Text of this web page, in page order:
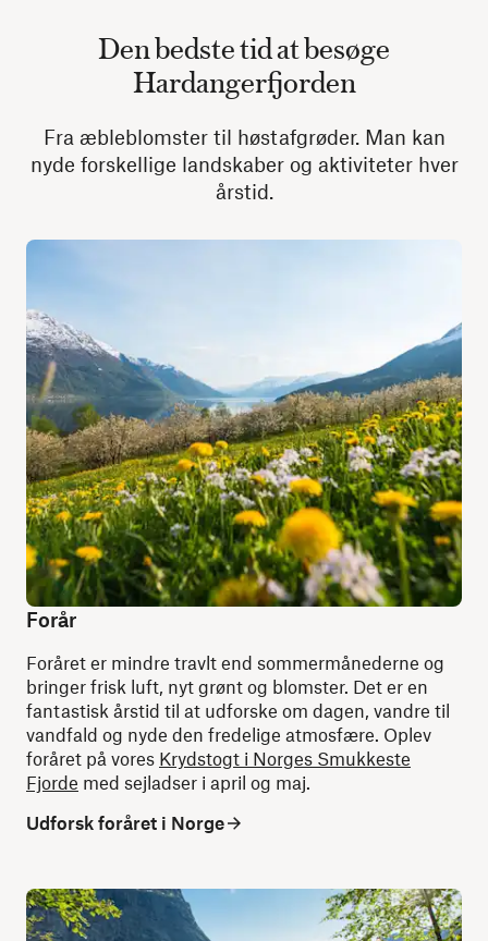
Den bedste tid at besøge
Hardangerfjorden
Fra æbleblomster til høstafgrøder. Man kan
nyde forskellige landskaber og aktiviteter hver
årstid.
Forår
Foråret er mindre travlt end sommermånederne og
bringer frisk luft, nyt grønt og blomster. Det er en
fantastisk årstid til at udforske om dagen, vandre til
vandfald og nyde den fredelige atmosfære. Oplev
foråret på vores Krydstogt i Norges Smukkeste
Fjorde med sejladser i april og maj.
Udforsk foråret i Norge